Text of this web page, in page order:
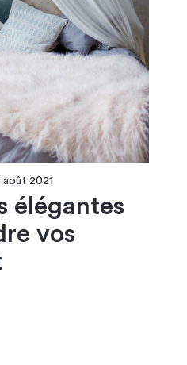
août 2021
élégantes
vos